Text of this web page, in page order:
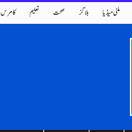
کامرس تعلیم صحت بلاگز ملٹی میڈیا